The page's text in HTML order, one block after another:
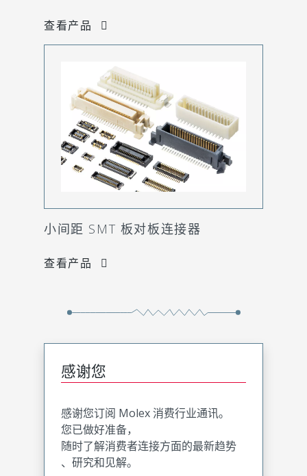
查看产品
小间距 SMT 板对板连接器
查看产品
感谢您
感谢您订阅 Molex 消费行业通讯。
您已做好准备，
随时了解消费者连接方面的最新趋势
、研究和见解。